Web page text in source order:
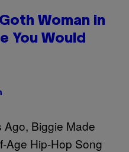
Woman in
You Would